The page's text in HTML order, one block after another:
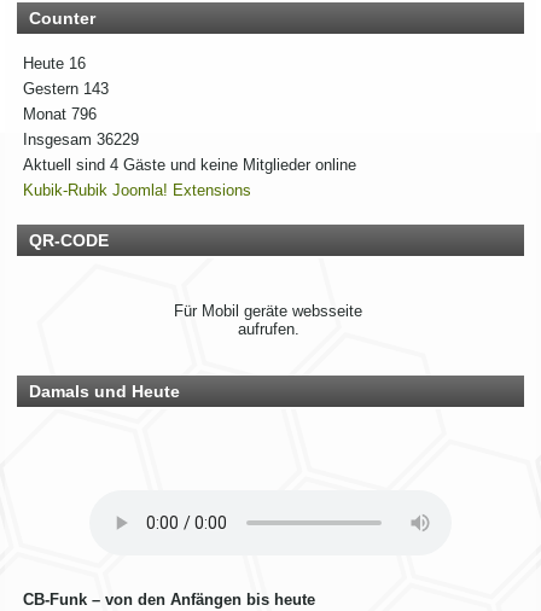
dein Wohnort stimmen nicht mehr, gib uns ebenfalls kurz
Bescheid – dann ändern wir das direkt ab.
Wir laden euch recht herzlich zu unserem 12. Rhein-Main
Wir überarbeiten unsere Map!
Du bist auch noch aktiv? Dann teile uns das einfach
sofort klappt. Vielen Dank!
Rhein-Main Funkertreffen
Counter
Heute 16
Gestern 143
Monat796
Insgesam36229
Aktuell sind 4 Gäste und keine Mitglieder online
Kubik-Rubik Joomla! Extensions
QR-CODE
Für Mobil geräte websseite
aufrufen.
Damals und Heute
CB-Funk – von den Anfängen bis heute